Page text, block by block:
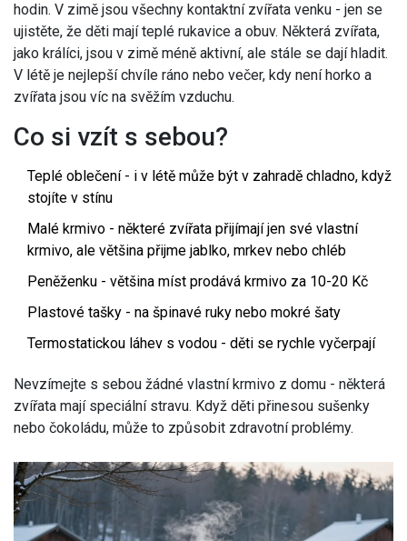
hodin. V zimě jsou všechny kontaktní zvířata venku - jen se
ujistěte, že děti mají teplé rukavice a obuv. Některá zvířata,
jako králíci, jsou v zimě méně aktivní, ale stále se dají hladit.
V létě je nejlepší chvíle ráno nebo večer, kdy není horko a
zvířata jsou víc na svěžím vzduchu.
Co si vzít s sebou?
Teplé oblečení - i v létě může být v zahradě chladno, když
stojíte v stínu
Malé krmivo - některé zvířata přijímají jen své vlastní
krmivo, ale většina přijme jablko, mrkev nebo chléb
Peněženku - většina míst prodává krmivo za 10-20 Kč
Plastové tašky - na špinavé ruky nebo mokré šaty
Termostatickou láhev s vodou - děti se rychle vyčerpají
Nevzímejte s sebou žádné vlastní krmivo z domu - některá
zvířata mají speciální stravu. Když děti přinesou sušenky
nebo čokoládu, může to způsobit zdravotní problémy.